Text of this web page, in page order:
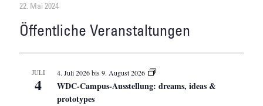
22. Mai 2024
Öffentliche Veranstaltungen
JULI
4
4. Juli 2026bis9. August 2026
WDC-Campus-Ausstellung: dreams, ideas &
prototypes